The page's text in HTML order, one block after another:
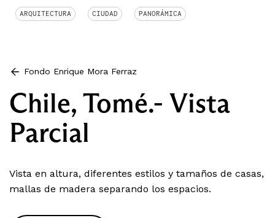
ARQUITECTURA CIUDAD PANORÁMICA
Fondo Enrique Mora Ferraz
Chile, Tomé.- Vista
Parcial
Vista en altura, diferentes estilos y tamaños de casas,
mallas de madera separando los espacios.